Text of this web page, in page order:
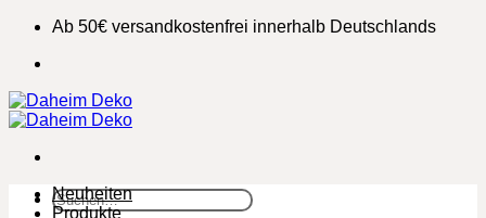
Zum
springen
Ab 50€ versandkostenfrei innerhalb Deutschlands
Suchen
Neuheiten
Produkte